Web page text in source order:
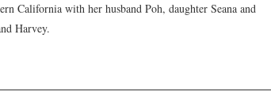
California with her husband Poh, daughter Seana and
Harvey.